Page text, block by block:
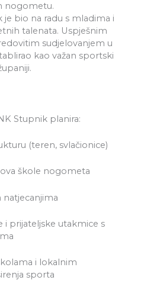
nogometu.
je bio na radu s mladima i
talenata. Uspješnim
sudjelovanjem u
kao važan sportski
Stupnik planira:
(teren, svlačionice)
škole nogometa
natjecanjima
i prijateljske utakmice s
i lokalnim
sporta